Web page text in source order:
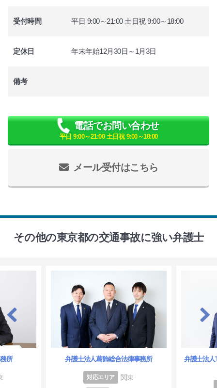
受付時間 平日 9:00～21:00 土日祝 9:00～18:00
定休日 年末年始12月30日～1月3日
備考
メール受付はこちら
電話でお問い合わせ
平日 9:00～21:00 土日祝 9:00～18:00
その他の東京都の交通事故に強い弁護士
所 弁護士法人葛飾総合法律事務所
対応エリア 関東
弁護士法